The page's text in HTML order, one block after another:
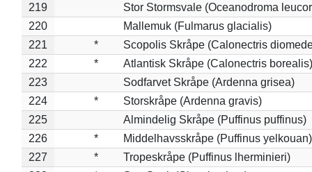
219
Stor Stormsvale (Oceanodroma
220
Mallemuk (Fulmarus glacialis)
221
*
Scopolis Skråpe (Calonectris
222
*
Atlantisk Skråpe (Calonectris borealis)
223
Sodfarvet Skråpe (Ardenna grisea)
224
*
Storskråpe (Ardenna gravis)
225
Almindelig Skråpe (Puffinus puffinus)
226
*
Middelhavsskråpe (Puffinus yelkouan)
227
*
Tropeskråpe (Puffinus lherminieri)